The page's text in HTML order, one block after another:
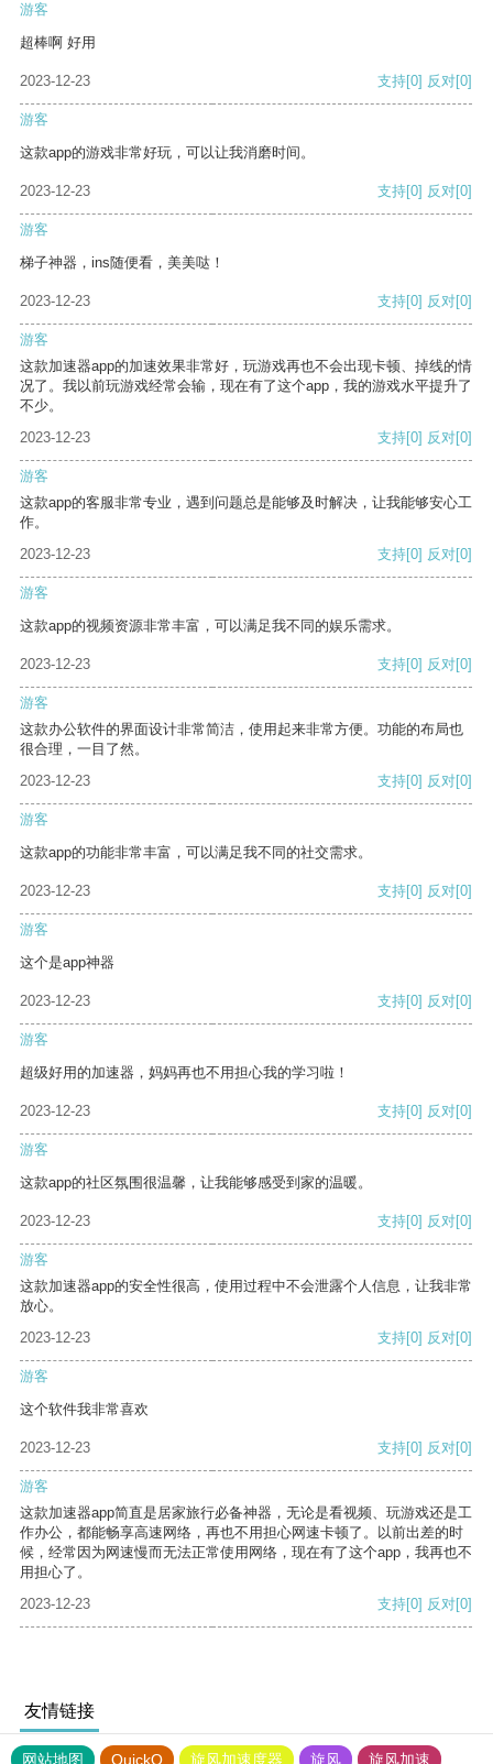
游客
超棒啊 好用
2023-12-23 支持[0] 反对[0]
游客
这款app的游戏非常好玩，可以让我消磨时间。
2023-12-23 支持[0] 反对[0]
游客
梯子神器，ins随便看，美美哒！
2023-12-23 支持[0] 反对[0]
游客
这款加速器app的加速效果非常好，玩游戏再也不会出现卡顿、掉线的情
况了。我以前玩游戏经常会输，现在有了这个app，我的游戏水平提升了
不少。
2023-12-23
支持[0] 反对[0]
游客
这款app的客服非常专业，遇到问题总是能够及时解决，让我能够安心工
作。
2023-12-23
支持[0] 反对[0]
游客
这款app的视频资源非常丰富，可以满足我不同的娱乐需求。
2023-12-23 支持[0] 反对[0]
游客
这款办公软件的界面设计非常简洁，使用起来非常方便。功能的布局也
很合理，一目了然。
2023-12-23
支持[0] 反对[0]
游客
这款app的功能非常丰富，可以满足我不同的社交需求。
2023-12-23 支持[0] 反对[0]
游客
这个是app神器
2023-12-23 支持[0] 反对[0]
游客
超级好用的加速器，妈妈再也不用担心我的学习啦！
2023-12-23 支持[0] 反对[0]
游客
这款app的社区氛围很温馨，让我能够感受到家的温暖。
2023-12-23 支持[0] 反对[0]
游客
这款加速器app的安全性很高，使用过程中不会泄露个人信息，让我非常
放心。
2023-12-23
支持[0] 反对[0]
游客
这个软件我非常喜欢
2023-12-23 支持[0] 反对[0]
游客
这款加速器app简直是居家旅行必备神器，无论是看视频、玩游戏还是工
作办公，都能畅享高速网络，再也不用担心网速卡顿了。以前出差的时
候，经常因为网速慢而无法正常使用网络，现在有了这个app，我再也不
用担心了。
2023-12-23
支持[0] 反对[0]
友情链接
网站地图 QuickQ 旋风加速度器 旋风 旋风加速